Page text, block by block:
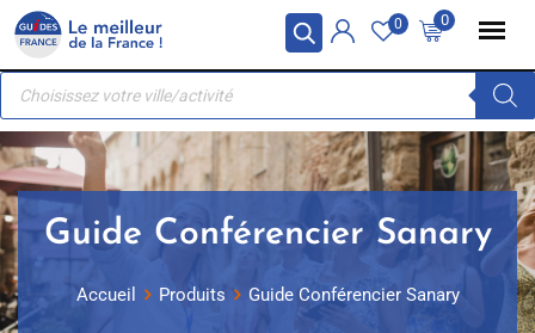
Panneau de gestion des cookies
Skip
content
0
0
Recherche
produits
Guide Conférencier Sanary
Accueil Produits Guide Conférencier Sanary